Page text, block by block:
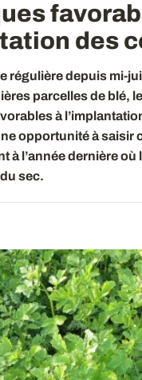
des
régulière depuis mi-
parcelles de blé,
à
opportunité à saisir
à l’année dernière où
sec.